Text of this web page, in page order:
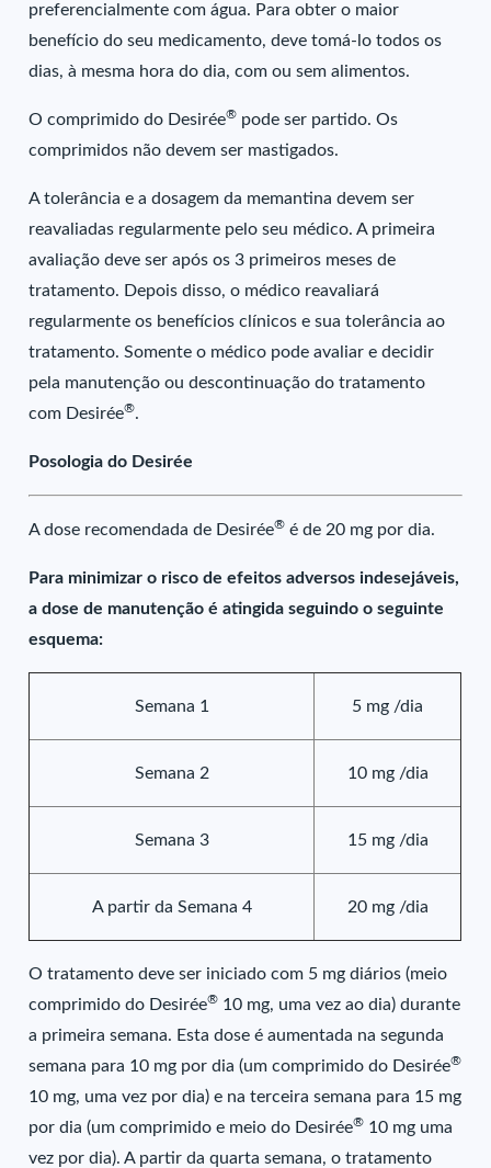
preferencialmente com água. Para obter o maior
benefício do seu medicamento, deve tomá-lo todos os
dias, à mesma hora do dia, com ou sem alimentos.
O comprimido do Desirée® pode ser partido. Os
comprimidos não devem ser mastigados.
A tolerância e a dosagem da memantina devem ser
reavaliadas regularmente pelo seu médico. A primeira
avaliação deve ser após os 3 primeiros meses de
tratamento. Depois disso, o médico reavaliará
regularmente os benefícios clínicos e sua tolerância ao
tratamento. Somente o médico pode avaliar e decidir
pela manutenção ou descontinuação do tratamento
com Desirée®.
Posologia do Desirée
A dose recomendada de Desirée® é de 20 mg por dia.
Para minimizar o risco de efeitos adversos indesejáveis,
a dose de manutenção é atingida seguindo o seguinte
esquema:
Semana 1 5 mg /dia
Semana 2 10 mg /dia
Semana 3 15 mg /dia
A partir da Semana 4 20 mg /dia
O tratamento deve ser iniciado com 5 mg diários (meio
comprimido do Desirée® 10 mg, uma vez ao dia) durante
a primeira semana. Esta dose é aumentada na segunda
semana para 10 mg por dia (um comprimido do Desirée®
10 mg, uma vez por dia) e na terceira semana para 15 mg
por dia (um comprimido e meio do Desirée® 10 mg uma
vez por dia). A partir da quarta semana, o tratamento